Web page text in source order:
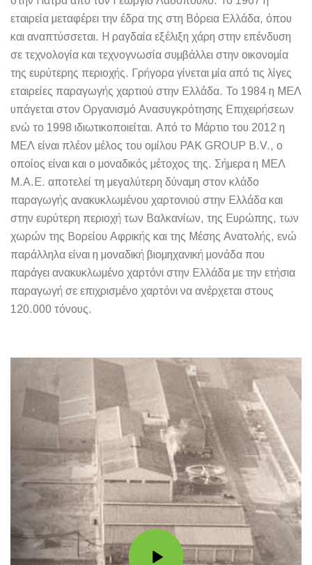
εταιρεία μεταφέρει την έδρα της στη Βόρεια Ελλάδα, όπου
και αναπτύσσεται. Η ραγδαία εξέλιξη χάρη στην επένδυση
σε τεχνολογία και τεχνογνωσία συμβάλλει στην οικονομία
της ευρύτερης περιοχής. Γρήγορα γίνεται μία από τις λίγες
εταιρείες παραγωγής χαρτιού στην Ελλάδα. Το 1984 η ΜΕΛ
υπάγεται στον Οργανισμό Ανασυγκρότησης Επιχειρήσεων
ενώ το 1998 ιδιωτικοποιείται. Aπό το Μάρτιο του 2012 η
ΜΕΛ είναι πλέον μέλος του ομίλου ΡΑΚ GROUP B.V., ο
οποίος είναι και ο μοναδικός μέτοχος της. Σήμερα η ΜΕΛ
Μ.Α.Ε. αποτελεί τη μεγαλύτερη δύναμη στον κλάδο
παραγωγής ανακυκλωμένου χαρτονιού στην Ελλάδα και
στην ευρύτερη περιοχή των Βαλκανίων, της Ευρώπης, των
χωρών της Βορείου Αφρικής και της Μέσης Ανατολής, ενώ
παράλληλα είναι η μοναδική βιομηχανική μονάδα που
παράγει ανακυκλωμένο χαρτόνι στην Ελλάδα με την ετήσια
παραγωγή σε επιχρισμένο χαρτόνι να ανέρχεται στους
120.000 τόνους.
Play
video